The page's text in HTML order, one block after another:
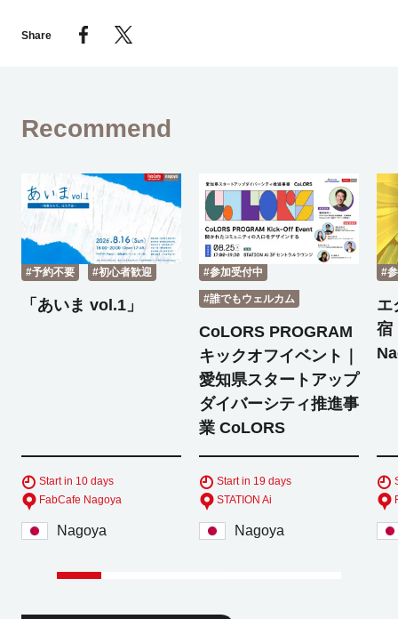
Share
Recommend
#予約不要 #初心者歓迎
「あいま vol.1」
Start in 10 days
FabCafe Nagoya
Nagoya
#参加受付中
#誰でもウェルカム
CoLORS PROGRAM
キックオフイベント｜
愛知県スタートアップ
ダイバーシティ推進事
業 CoLORS
Start in 19 days
STATION Ai
Nagoya
#
エ
宿